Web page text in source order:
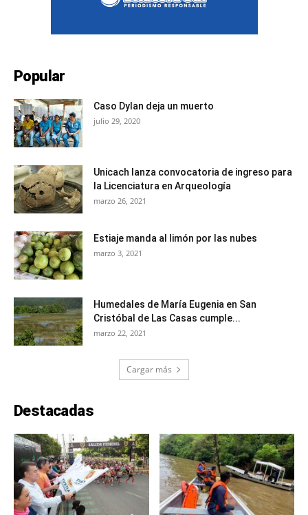
Popular
Caso Dylan deja un muerto
julio 29, 2020
Unicach lanza convocatoria de ingreso para
la Licenciatura en Arqueología
marzo 26, 2021
Estiaje manda al limón por las nubes
marzo 3, 2021
Humedales de María Eugenia en San
Cristóbal de Las Casas cumple...
marzo 22, 2021
Cargar más
Destacadas